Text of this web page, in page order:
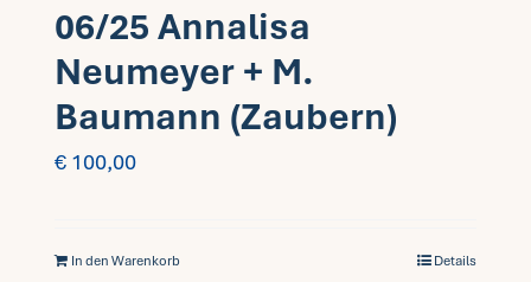
06/25 Annalisa
Neumeyer + M.
Baumann (Zaubern)
€ 100,00
In den Warenkorb Details